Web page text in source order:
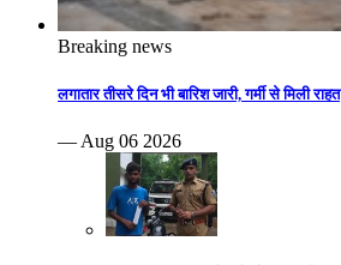
Breaking news
लगातार तीसरे दिन भी बारिश जारी, गर्मी से मिली राहत
— Aug 06 2026